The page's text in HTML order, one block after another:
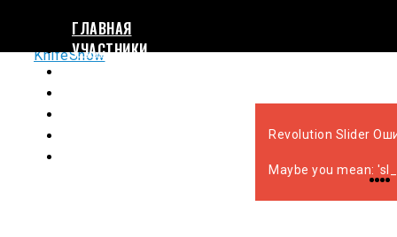
ГЛАВНАЯ
УЧАСТНИКИ
Revolution Slider
Maybe you mean: